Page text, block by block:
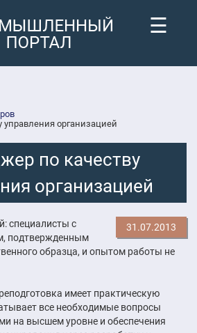
☰
организацией
по качеству
организацией
31.07.2013
специалисты с
подтвержденным
образца, и опытом работы не
имеет практическую
все необходимые вопросы
на высшем уровне и обеспечения